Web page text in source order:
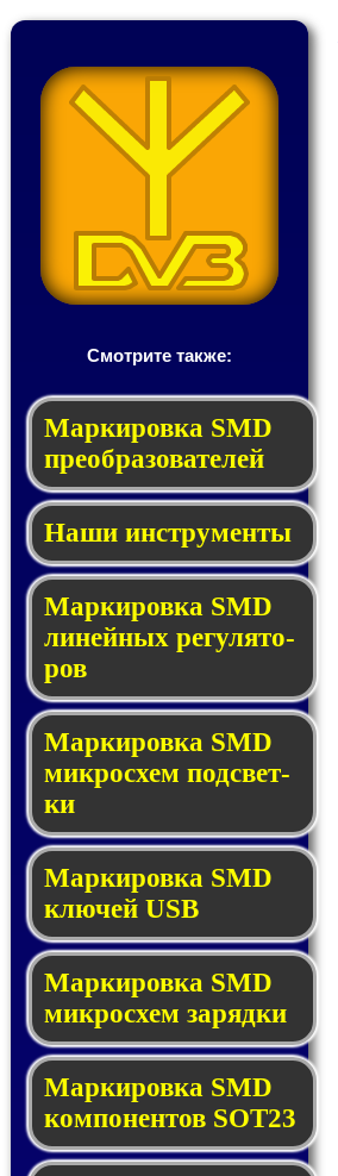
Смотрите также:
Мар­ки­ров­ка SMD
пре­об­ра­зо­ва­те­лей
Наши инструменты
Маркировка SMD
ли­ней­ных ре­гу­ля­то­
ров
Маркировка SMD
мик­ро­схем под­свет­
ки
Маркировка SMD
клю­чей USB
Маркировка SMD
мик­рос­хем за­ряд­ки
Маркировка SMD
ком­по­нен­тов SOT23